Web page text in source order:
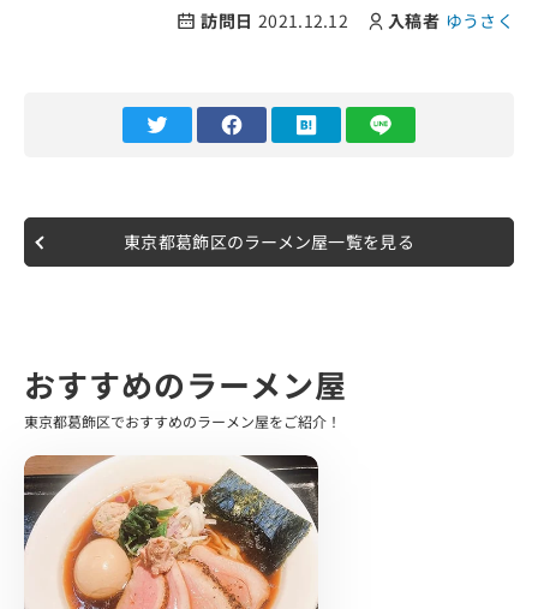
を浴びるなどして 初日はなんと300人越えの大行列を記録
日曜日ということでもちろんそれなり行列があり、10〜15
人前後でしたが、 回転が早かったからか20分ほどで入店
注文したのは、上ラーメン+九条ネギトッピングです。
店内非常に清潔感があり、真っ白なテーブルが印象的で
す。
三浦さんの積極的な声掛けやガラ炊きを混ぜたり、麺上げ
をする所作にはまさに圧巻の連続でした。
見入ったところでラーメン登場です。
たっぷりのネギが盛られているところにインパクトを見せ
つける海苔、レアチャーシュー共に濃厚感溢れるスープを
早速1口…いただきます。
訪問日 2021.12.12 入稿者 ゆうさく
東京都葛飾区のラーメン屋一覧を見る
おすすめのラーメン屋
東京都葛飾区でおすすめのラーメン屋をご紹介！